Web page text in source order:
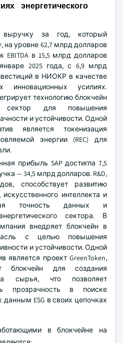
энергетического
выручку за год, который
на уровне 62,7 млрд долларов
в 15,5 млрд долларов
2025 года, с 6,9 млрд
в НИОКР в качестве
инновационных усилиях.
технологию блокчейн
сектор для повышения
и устойчивости. Одной
является токенизация
энергии (REC) для
прибыль SAP достигла 7,5
— 34,5 млрд долларов. R&D,
способствует развитию
интеллекта и
точность данных и
сектора. В
внедряет блокчейн в
с целью повышения
и устойчивости. Одной
является проект GreenToken,
блокчейн для создания
сырья, что позволяет
прозрачность в поиске
данным ESG в своих цепочках
в блокчейне на